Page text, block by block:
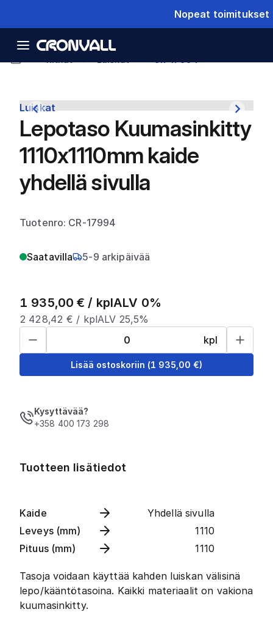
Nopeat toimitukset
Luiskat
Lepotaso Kuumasinkitty
1110x1110mm kaide
yhdellä sivulla
Tuotenro: CR-17994
Saatavilla 5-9 arkipäivää
1 935,00 € / kplALV 0%
2 428,42 € / kplALV 25,5%
kpl
Lisää ostoskoriin (1 935,00 €)
Kysyttävää?
+358 400 173 298
Tuotteen lisätiedot
Kaide
Yhdellä sivulla
Leveys (mm)
1110
Pituus (mm)
1110
Tasoja voidaan käyttää kahden luiskan välisinä
lepo/kääntötasoina. Kaikki materiaalit on vakiona
kuumasinkitty.